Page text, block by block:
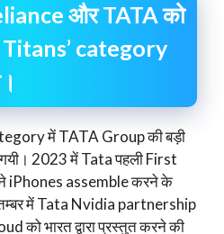
और TATA को
Titans’ category
में TATA Group की बड़ी
गयी। 2023 में Tata पहली First
iPhones assemble करने के
में Tata Nvidia partnership
को भारत द्वारा प्रस्तुत करने की